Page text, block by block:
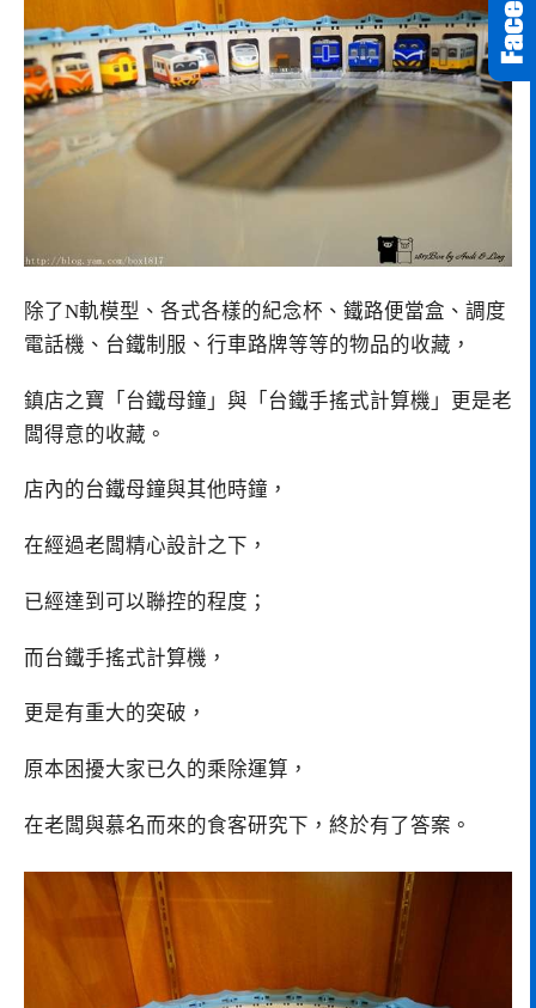
除了N軌模型、各式各樣的紀念杯、鐵路便當盒、調度
電話機、台鐵制服、行車路牌等等的物品的收藏，
鎮店之寶「台鐵母鐘」與「台鐵手搖式計算機」更是老
闆得意的收藏。
店內的台鐵母鐘與其他時鐘，
在經過老闆精心設計之下，
已經達到可以聯控的程度；
而台鐵手搖式計算機，
更是有重大的突破，
原本困擾大家已久的乘除運算，
在老闆與慕名而來的食客研究下，終於有了答案。